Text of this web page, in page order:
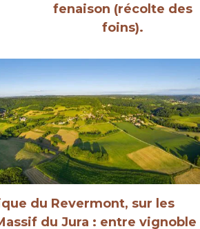
fenaison (récolte des
foins).
du Revermont, sur les
du Jura : entre vignoble